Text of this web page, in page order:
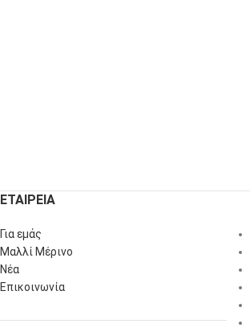
ΕΤΑΙΡΕΙΑ
Για εμάς
Μαλλί Μέρινο
Νέα
Επικοινωνία